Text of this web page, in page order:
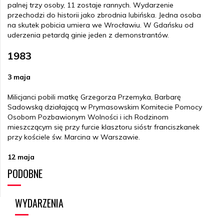
palnej trzy osoby, 11 zostaje rannych. Wydarzenie
przechodzi do historii jako zbrodnia lubińska. Jedna osoba
na skutek pobicia umiera we Wrocławiu. W Gdańsku od
uderzenia petardą ginie jeden z demonstrantów.
1983
3 maja
Milicjanci pobili matkę Grzegorza Przemyka, Barbarę
Sadowską działającą w Prymasowskim Komitecie Pomocy
Osobom Pozbawionym Wolności i ich Rodzinom
mieszczącym się przy furcie klasztoru sióstr franciszkanek
przy kościele św. Marcina w Warszawie.
12 maja
Podczas świętowania egzaminów maturalnych na placu
Zamkowym milicjanci zatrzymali Grzegorza Przemyka oraz
jego kolegę Cezarego Filozofa. W komisariacie milicji przy
ul. Jezuickiej Przemyk został pobity przez trzech
milicjantów. Skatowany maturzysta został przewieziony do
PODOBNE
WYDARZENIA